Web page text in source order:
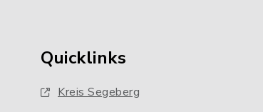
Quicklinks
Kreis Segeberg